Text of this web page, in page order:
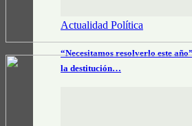
Actualidad Política
“Necesitamos resolverlo este
la destitución…